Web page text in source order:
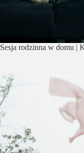
Sesja rodzinna w domu |